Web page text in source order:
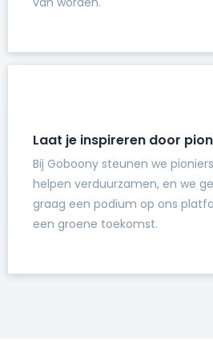
Laat je inspireren door
Bij Goboony steunen we
helpen verduurzamen, en we
graag een podium op ons
een groene toekomst.